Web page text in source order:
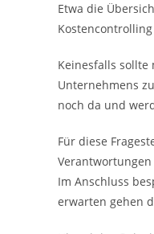
Etwa die
Keinesfalls
Unternehmens
noch da und
Für diese
Im Anschluss
erwarten gehen